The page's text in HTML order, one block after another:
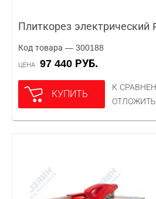
Плиткорез электрический
Код товара — 300188
ЦЕНА 97 440 РУБ.
КУПИТЬ
К
ОТЛОЖИТЬ